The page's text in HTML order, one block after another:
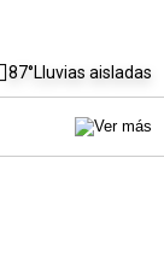
87°Lluvias aisladas